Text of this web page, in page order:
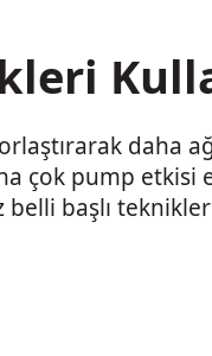
daha
çok pump etkisi
başlı